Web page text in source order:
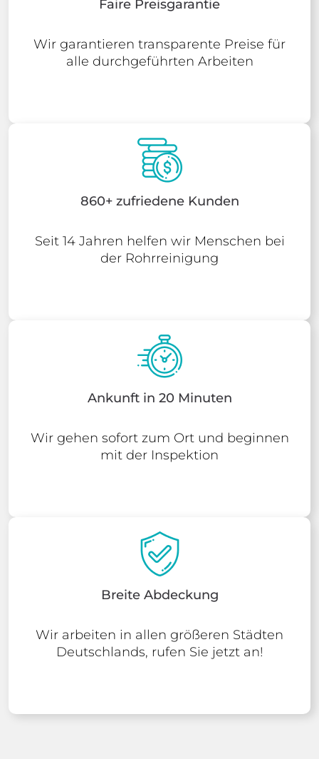
Faire Preisgarantie
Wir garantieren transparente Preise für
alle durchgeführten Arbeiten
860+ zufriedene Kunden
Seit 14 Jahren helfen wir Menschen bei
der Rohrreinigung
Ankunft in 20 Minuten
Wir gehen sofort zum Ort und beginnen
mit der Inspektion
Breite Abdeckung
Wir arbeiten in allen größeren Städten
Deutschlands, rufen Sie jetzt an!